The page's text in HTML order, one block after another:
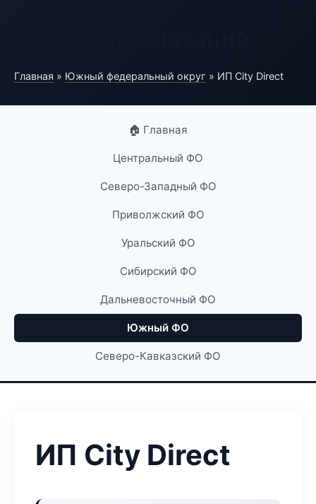
Главная » Южный федеральный округ » ИП City Direct
🏠 Главная
Центральный ФО
Северо-Западный ФО
Приволжский ФО
Уральский ФО
Сибирский ФО
Дальневосточный ФО
Южный ФО
Северо-Кавказский ФО
ИП City Direct